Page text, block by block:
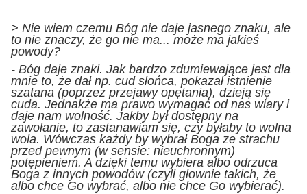
> Nie wiem czemu Bóg nie daje jasnego znaku, ale
to nie znaczy, że go nie ma... może ma jakieś
powody?
- Bóg daje znaki. Jak bardzo zdumiewające jest dla
mnie to, że dał np. cud słońca, pokazał istnienie
szatana (poprzez przejawy opętania), dzieją się
cuda. Jednakże ma prawo wymagać od nas wiary i
daje nam wolność. Jakby był dostępny na
zawołanie, to zastanawiam się, czy byłaby to wolna
wola. Wówczas każdy by wybrał Boga ze strachu
przed pewnym (w sensie: nieuchronnym)
potępieniem. A dzięki temu wybiera albo odrzuca
Boga z innych powodów (czyli głownie takich, że
albo chce Go wybrać, albo nie chce Go wybierać).